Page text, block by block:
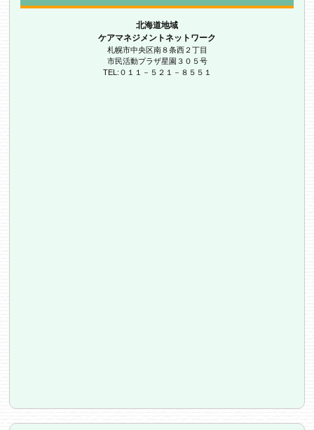
北海道地域
ケアマネジメントネットワーク
札幌市中央区南８条西２丁目
市民活動プラザ星園３０５号
TEL:０１１－５２１－８５５１